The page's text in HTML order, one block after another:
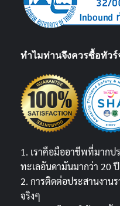
ทำไมท่านจึงควรซื้อทัวร์
1. เราคือมืออาชีพที่มากป
ทะเลอันดามันมากว่า 20 ปี
2. การติดต่อประสานงาน
จริงๆ